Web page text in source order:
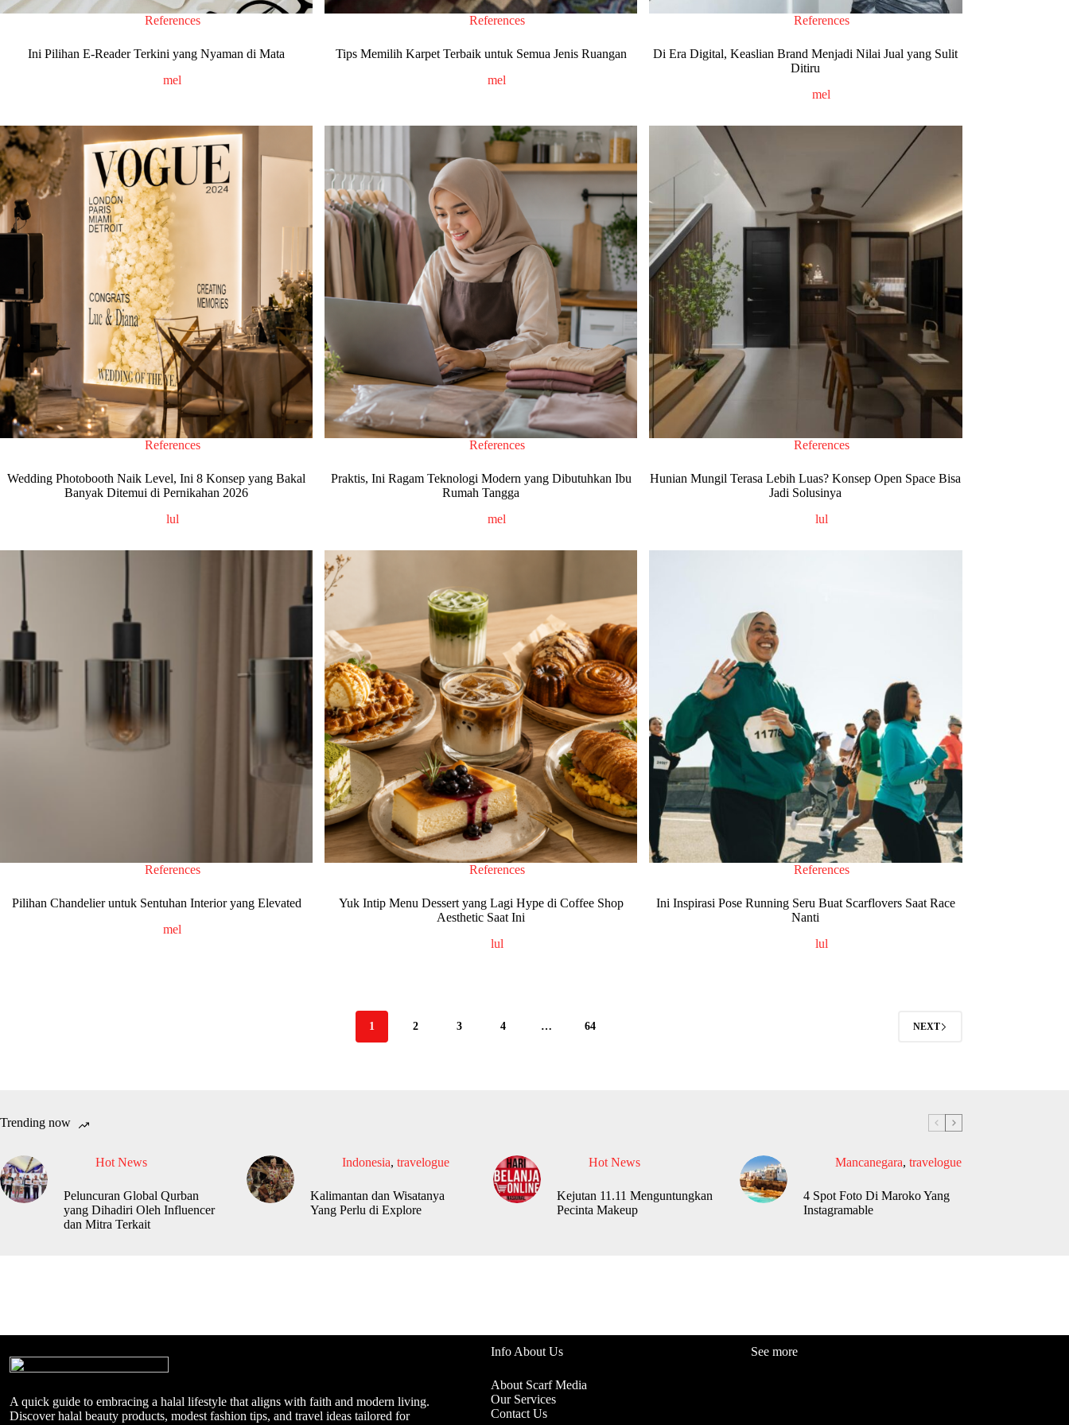
References
Ini Pilihan E-Reader Terkini yang Nyaman di Mata
mel
References
Tips Memilih Karpet Terbaik untuk Semua Jenis Ruangan
mel
References
Di Era Digital, Keaslian Brand Menjadi Nilai Jual yang Sulit
Ditiru
mel
References
Wedding Photobooth Naik Level, Ini 8 Konsep yang Bakal
Banyak Ditemui di Pernikahan 2026
lul
References
Praktis, Ini Ragam Teknologi Modern yang Dibutuhkan Ibu
Rumah Tangga
mel
References
Hunian Mungil Terasa Lebih Luas? Konsep Open Space Bisa
Jadi Solusinya
lul
References
Pilihan Chandelier untuk Sentuhan Interior yang Elevated
mel
References
Yuk Intip Menu Dessert yang Lagi Hype di Coffee Shop
Aesthetic Saat Ini
lul
References
Ini Inspirasi Pose Running Seru Buat Scarflovers Saat Race
Nanti
lul
1 2 3 4 … 64 NEXT
Trending now
Hot News
Peluncuran Global Qurban
yang Dihadiri Oleh Influencer
dan Mitra Terkait
Indonesia, travelogue
Kalimantan dan Wisatanya
Yang Perlu di Explore
Hot News
Kejutan 11.11 Menguntungkan
Pecinta Makeup
Mancanegara, travelogue
4 Spot Foto Di Maroko Yang
Instagramable
A quick guide to embracing a halal lifestyle that aligns with faith and modern living.
Discover halal beauty products, modest fashion tips, and travel ideas tailored for
Info About Us
About Scarf Media
Our Services
Contact Us
See more